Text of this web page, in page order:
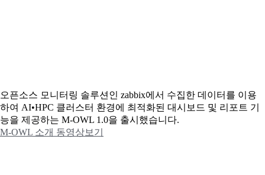
오픈소스 모니터링 솔루션인 zabbix에서 수집한 데이터를 이용
하여 AI•HPC 클러스터 환경에 최적화된 대시보드 및 리포트 기
능을 제공하는 M-OWL 1.0을 출시했습니다.
M-OWL 소개 동영상보기